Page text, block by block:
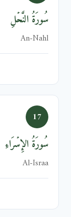
سُورَةُ النَّحۡلِ
An-Nahl
17
سُورَةُ الإِسۡرَاءِ
Al-Israa